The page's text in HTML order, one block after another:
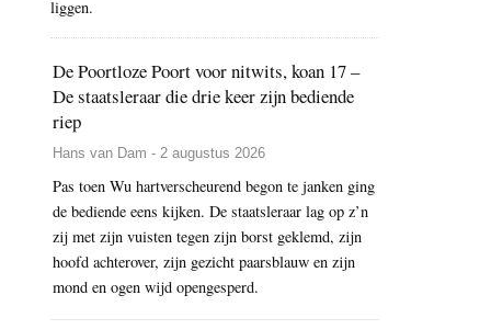
liggen.
De Poortloze Poort voor nitwits, koan 17 –
De staatsleraar die drie keer zijn bediende
riep
Hans van Dam - 2 augustus 2026
Pas toen Wu hartverscheurend begon te janken ging
de bediende eens kijken. De staatsleraar lag op z’n
zij met zijn vuisten tegen zijn borst geklemd, zijn
hoofd achterover, zijn gezicht paarsblauw en zijn
mond en ogen wijd opengesperd.